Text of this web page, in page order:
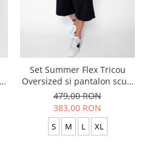
Set Summer Flex Tricou
Oversized si pantalon scurt
Baggy Black
479,00 RON
383,00 RON
S M L XL